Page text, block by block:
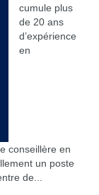
cumule plus
de 20 ans
d’expérience
en
conseillère en
un poste
de...